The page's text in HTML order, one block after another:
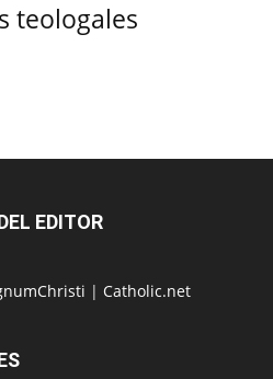
teologales
EDITOR
| Catholic.net